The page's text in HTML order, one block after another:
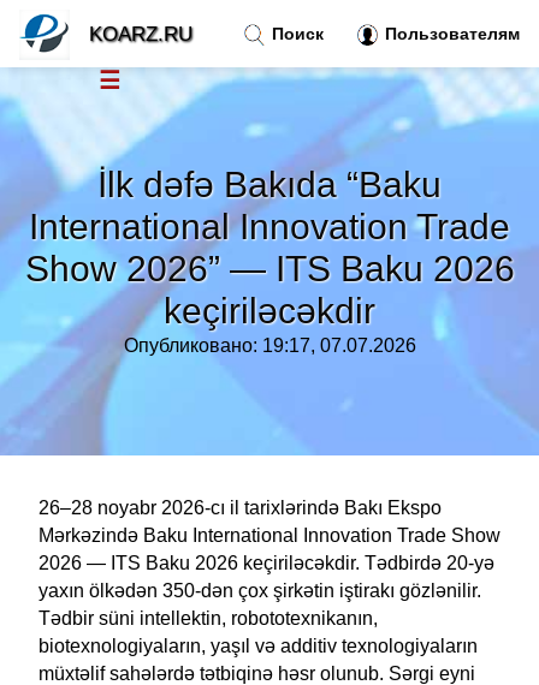
İlk dəfə Bakıda “Baku
International Innovation Trade
Show 2026” — ITS Baku 2026
keçiriləcəkdir
Опубликовано: 19:17, 07.07.2026
26–28 noyabr 2026-cı il tarixlərində Bakı Ekspo
Mərkəzində Baku International Innovation Trade Show
2026 — ITS Baku 2026 keçiriləcəkdir. Tədbirdə 20-yə
yaxın ölkədən 350-dən çox şirkətin iştirakı gözlənilir.
Tədbir süni intellektin, robototexnikanın,
biotexnologiyaların, yaşıl və additiv texnologiyaların
müxtəlif sahələrdə tətbiqinə həsr olunub. Sərgi eyni
Поиск Пользователям
KOARZ.RU
☰
Тренды новостей»
Рубрики »
Правила »